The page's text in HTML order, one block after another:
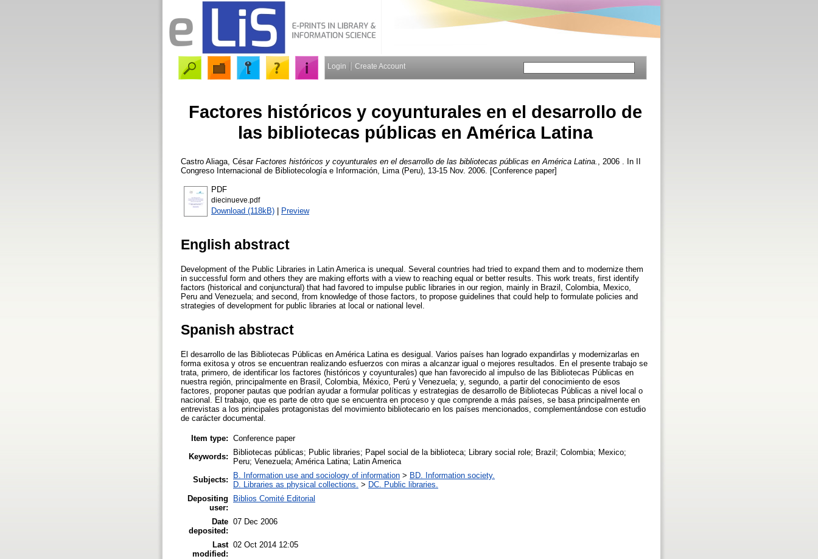
Login Create Account
Factores históricos y coyunturales en el desarrollo de
las bibliotecas públicas en América Latina
Castro Aliaga, César Factores históricos y coyunturales en el desarrollo de las bibliotecas públicas en América Latina.
, 2006 . In II
Congreso Internacional de Bibliotecología e Información, Lima (Peru), 13-15 Nov. 2006. [Conference paper]
PDF
diecinueve.pdf
Download (118kB) | Preview
English abstract
Development of the Public Libraries in Latin America is unequal. Several countries had tried to expand them and to modernize them
in successful form and others they are making efforts with a view to reaching equal or better results. This work treats, first identify
factors (historical and conjunctural) that had favored to impulse public libraries in our region, mainly in Brazil, Colombia, Mexico,
Peru and Venezuela; and second, from knowledge of those factors, to propose guidelines that could help to formulate policies and
strategies of development for public libraries at local or national level.
Spanish abstract
El desarrollo de las Bibliotecas Públicas en América Latina es desigual. Varios países han logrado expandirlas y modernizarlas en
forma exitosa y otros se encuentran realizando esfuerzos con miras a alcanzar igual o mejores resultados. En el presente trabajo se
trata, primero, de identificar los factores (históricos y coyunturales) que han favorecido al impulso de las Bibliotecas Públicas en
nuestra región, principalmente en Brasil, Colombia, México, Perú y Venezuela; y, segundo, a partir del conocimiento de esos
factores, proponer pautas que podrían ayudar a formular políticas y estrategias de desarrollo de Bibliotecas Públicas a nivel local o
nacional. El trabajo, que es parte de otro que se encuentra en proceso y que comprende a más países, se basa principalmente en
entrevistas a los principales protagonistas del movimiento bibliotecario en los países mencionados, complementándose con estudio
de carácter documental.
Item type: Conference paper
Keywords:
Bibliotecas públicas; Public libraries; Papel social de la biblioteca; Library social role; Brazil; Colombia; Mexico;
Peru; Venezuela; América Latina; Latin America
Subjects:
B. Information use and sociology of information > BD. Information society.
D. Libraries as physical collections. > DC. Public libraries.
Depositing
user:
Biblios Comité Editorial
Date
deposited:
07 Dec 2006
Last
modified:
02 Oct 2014 12:05